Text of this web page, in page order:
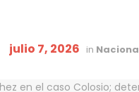
julio 7, 2026 in